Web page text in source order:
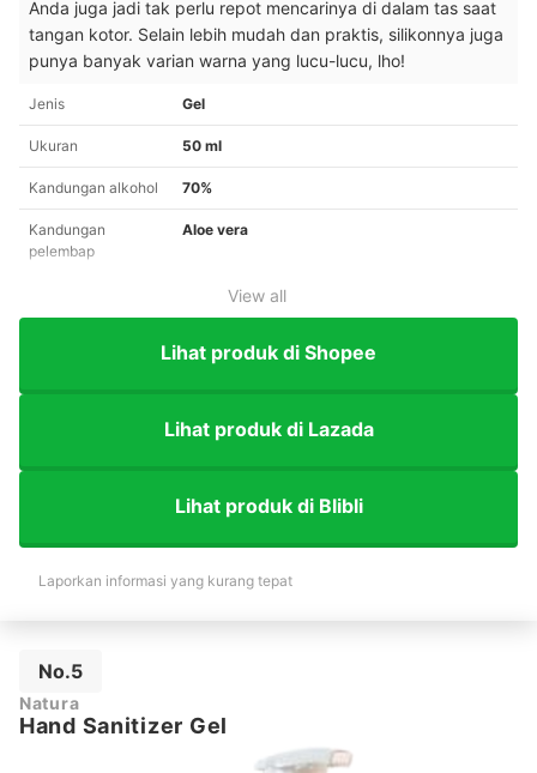
Anda juga jadi tak perlu repot mencarinya di dalam tas saat
tangan kotor. Selain lebih mudah dan praktis, silikonnya juga
punya banyak varian warna yang lucu-lucu, lho!
Jenis Gel
Ukuran 50 ml
Kandungan alkohol 70%
Kandungan
pelembap
Aloe vera
View all
Lihat produk di Shopee
Lihat produk di Lazada
Lihat produk di Blibli
Laporkan informasi yang kurang tepat
No.5
Natura
Hand Sanitizer Gel